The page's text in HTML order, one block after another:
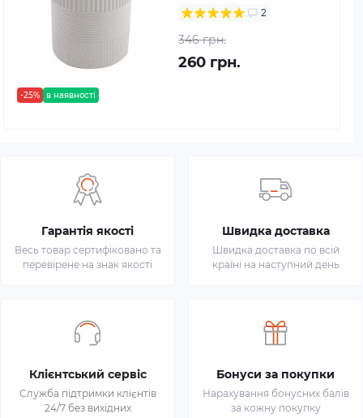
-25% в наявності
2
346 грн.
260 грн.
Гарантія якості
Весь товар сертифіковано та
перевірене на знак якості
Швидка доставка
Швидка доставка по всій
країні на наступний день
Клієнтський сервіс
Служба підтримки клієнтів
24/7 без вихідних
Бонуси за покупки
Нарахування бонусних балів
за кожну покупку